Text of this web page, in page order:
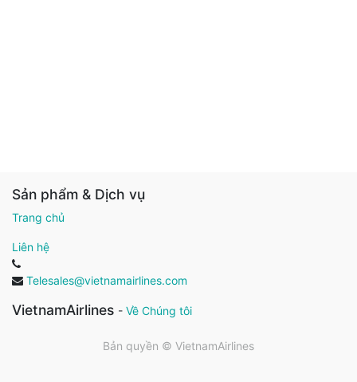
Sản phẩm & Dịch vụ
Trang chủ
Liên hệ
Telesales@vietnamairlines.com
VietnamAirlines - Về Chúng tôi
Bản quyền © VietnamAirlines